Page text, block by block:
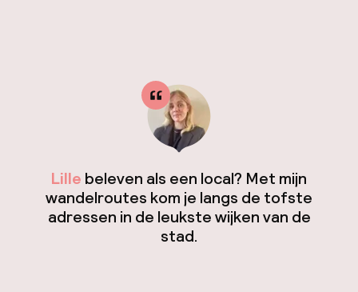
Lille beleven als een local? Met mijn
wandelroutes kom je langs de tofste
adressen in de leukste wijken van de
stad.